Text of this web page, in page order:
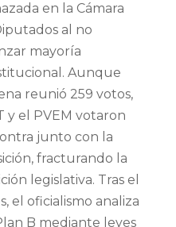
en la Cámara
al no
mayoría
Aunque
reunió 259 votos,
y el PVEM votaron
junto con la
fracturando la
legislativa. Tras el
el oficialismo analiza
B mediante leyes